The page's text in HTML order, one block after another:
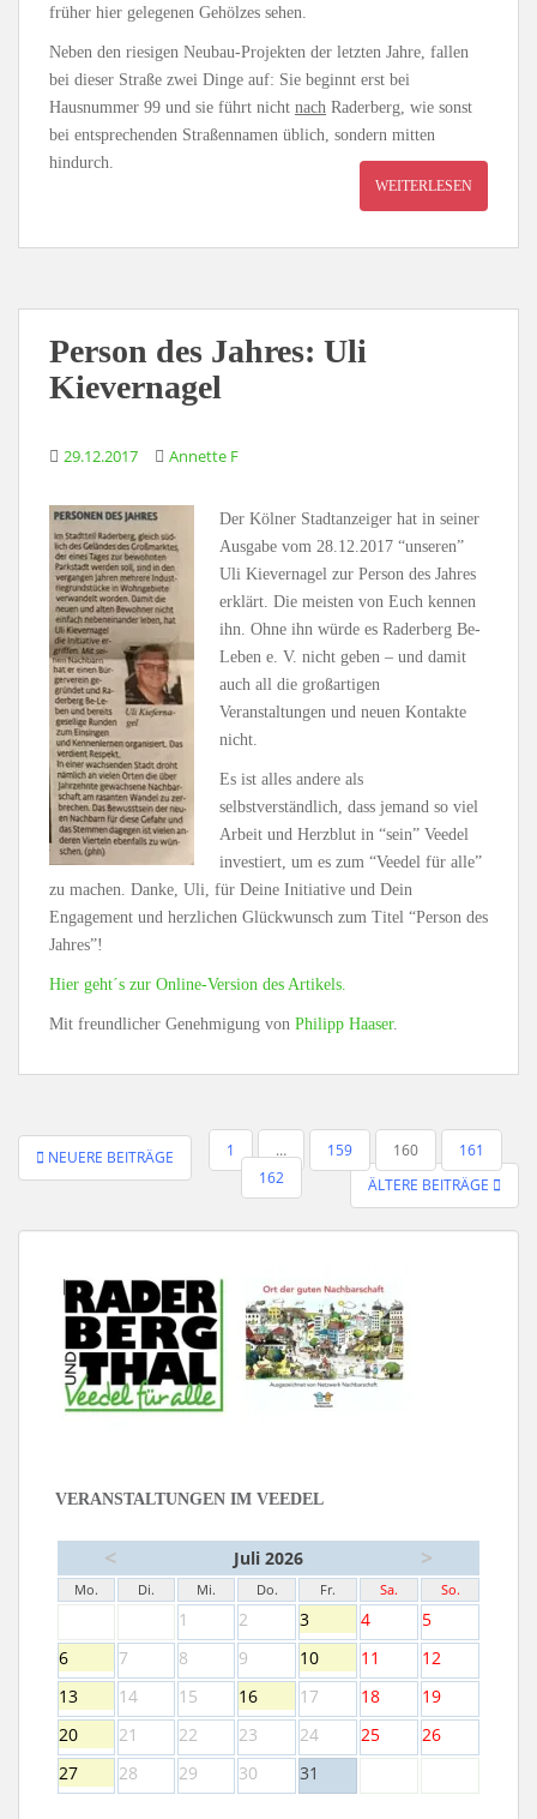
früher hier gelegenen Gehölzes sehen.
Neben den riesigen Neubau-Projekten der letzten Jahre, fallen
bei dieser Straße zwei Dinge auf: Sie beginnt erst bei
Hausnummer 99 und sie führt nicht nach Raderberg, wie sonst
bei entsprechenden Straßennamen üblich, sondern mitten
hindurch.
WEITERLESEN
Person des Jahres: Uli
Kievernagel
29.12.2017 Annette F
Der Kölner Stadtanzeiger hat in seiner
Ausgabe vom 28.12.2017 “unseren”
Uli Kievernagel zur Person des Jahres
erklärt. Die meisten von Euch kennen
ihn. Ohne ihn würde es Raderberg Be-
Leben e. V. nicht geben – und damit
auch all die großartigen
Veranstaltungen und neuen Kontakte
nicht.
Es ist alles andere als
selbstverständlich, dass jemand so viel
Arbeit und Herzblut in “sein” Veedel
investiert, um es zum “Veedel für alle”
zu machen. Danke, Uli, für Deine Initiative und Dein
Engagement und herzlichen Glückwunsch zum Titel “Person des
Jahres”!
Hier geht´s zur Online-Version des Artikels.
Mit freundlicher Genehmigung von Philipp Haaser.
SEITENNUMMERIERUNG
DER
NEUERE BEITRÄGE 1 … 159 160
161
162
ÄLTERE BEITRÄGE
VERANSTALTUNGEN IM VEEDEL
< Juli 2026 >
Mo. Di. Mi. Do. Fr. Sa. So.
1 2 3 4
5
6
7 8 9 10 11
12
13
14 15 16 17 18
19
20
21 22 23 24 25
26
27
28 29 30 31